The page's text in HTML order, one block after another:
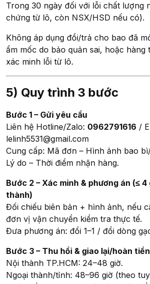
Trong 30 ngày đối với lỗi chất lượng
chứng từ lô, còn NSX/HSD nếu có).
Không áp dụng đổi/trả cho bao đã
ẩm mốc do bảo quản sai, hoặc hàng
xác minh lỗi từ lô.
5) Quy trình 3 bước
Bước 1 – Gửi yêu cầu
Liên hệ Hotline/Zalo: 0962791616 /
lelinh5531@gmail.com
Cung cấp: Mã đơn – Hình ảnh bao
Lý do – Thời điểm nhận hàng.
Bước 2 – Xác minh & phương án (≤
thành)
Đối chiếu biên bản + hình ảnh, nếu
đơn vị vận chuyển kiểm tra thực tế.
Đưa phương án: đổi 1–1 / đổi dòng
Bước 3 – Thu hồi & giao lại/hoàn tiền
Nội thành TP.HCM: 24–48 giờ.
Ngoại thành/tỉnh: 48–96 giờ (theo